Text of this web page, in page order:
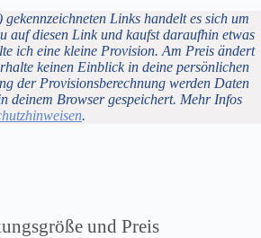
Links handelt es sich um
auf diesen Link und kaufst daraufhin etwas
ich eine kleine Provision. Am Preis ändert
keinen Einblick in deine persönlichen
der Provisionsberechnung werden Daten
deinem Browser gespeichert. Mehr Infos
.
und Preis